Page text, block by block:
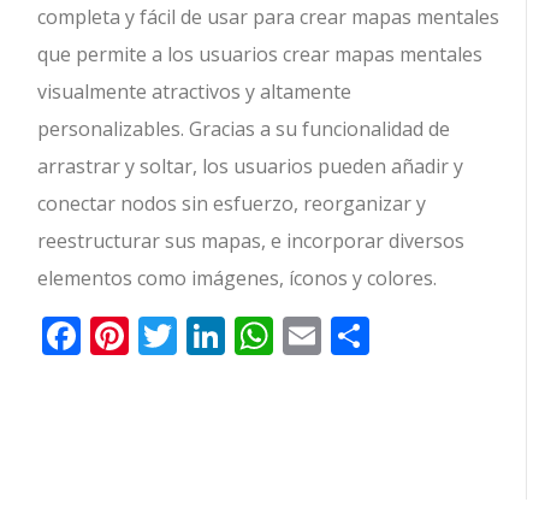
completa y fácil de usar para crear mapas mentales
que permite a los usuarios crear mapas mentales
visualmente atractivos y altamente
personalizables. Gracias a su funcionalidad de
arrastrar y soltar, los usuarios pueden añadir y
conectar nodos sin esfuerzo, reorganizar y
reestructurar sus mapas, e incorporar diversos
elementos como imágenes, íconos y colores.
Facebook
Pinterest
Twitter
LinkedIn
WhatsApp
Email